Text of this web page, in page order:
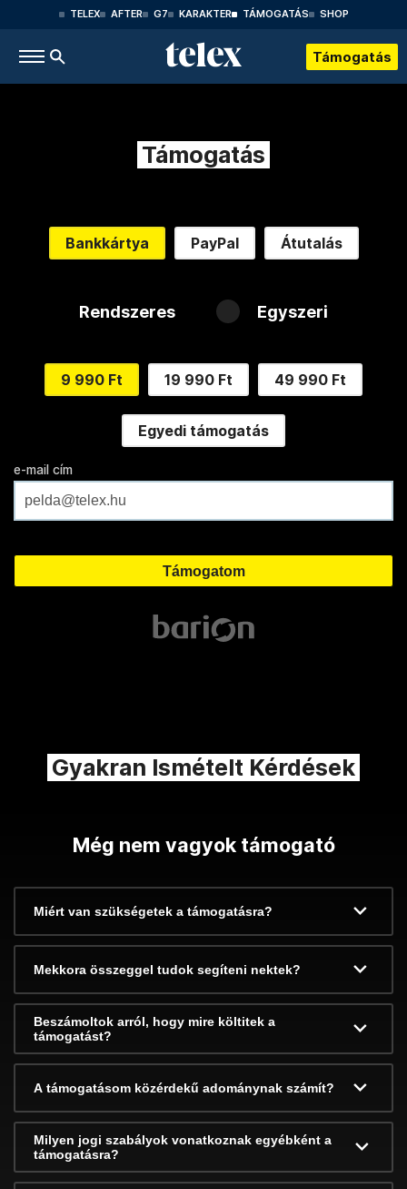
TELEX AFTER G7 KARAKTER TÁMOGATÁS SHOP
Támogatás
Támogatás
Bankkártya PayPal Átutalás
Rendszeres Egyszeri
9 990 Ft 19 990 Ft 49 990 Ft
Egyedi támogatás
e-mail cím
Gyakran Ismételt Kérdések
Még nem vagyok támogató
Miért van szükségetek a támogatásra?
Mekkora összeggel tudok segíteni nektek?
Beszámoltok arról, hogy mire költitek a
támogatást?
A támogatásom közérdekű adománynak számít?
Milyen jogi szabályok vonatkoznak egyébként a
támogatásra?